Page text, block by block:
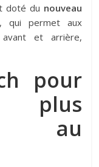
doté du nouveau
, qui permet aux
et arrière,
pour
au